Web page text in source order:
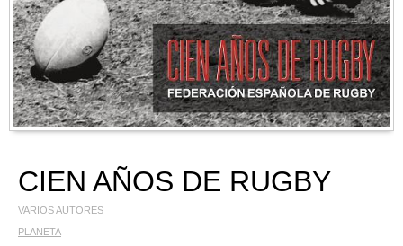
CIEN AÑOS DE RUGBY
VARIOS AUTORES
PLANETA